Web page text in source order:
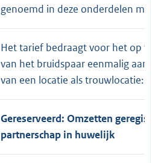
genoemd in deze onderdelen met:
Het tarief bedraagt voor het op
van het bruidspaar eenmalig
van een locatie als trouwlocatie:
Gereserveerd: Omzetten
partnerschap in huwelijk